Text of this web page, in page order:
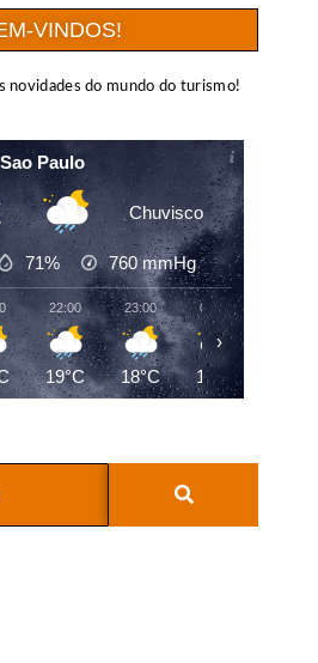
VINDOS!
novidades do mundo do turismo!
Sao Paulo
Chuvisco
71% 760mmHg
22:00
19°C
23:00
18°C
00:00
17°C
›